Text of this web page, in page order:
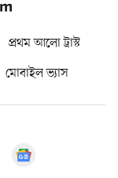
প্রথম আলো ট্রাস্ট
মোবাইল ভ্যাস